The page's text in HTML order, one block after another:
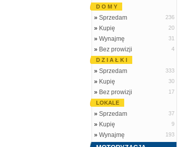
D O M Y
» Sprzedam 236
» Kupię 20
» Wynajmę 31
» Bez prowizji
4
D Z I A Ł K I
» Sprzedam 333
» Kupię 30
» Bez prowizji
17
LOKALE
» Sprzedam 37
» Kupię 9
» Wynajmę 193